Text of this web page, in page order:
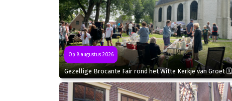
Op 8 augustus 2026
Gezellige Brocante Fair rond het Witte Kerkje van Groet 🗓